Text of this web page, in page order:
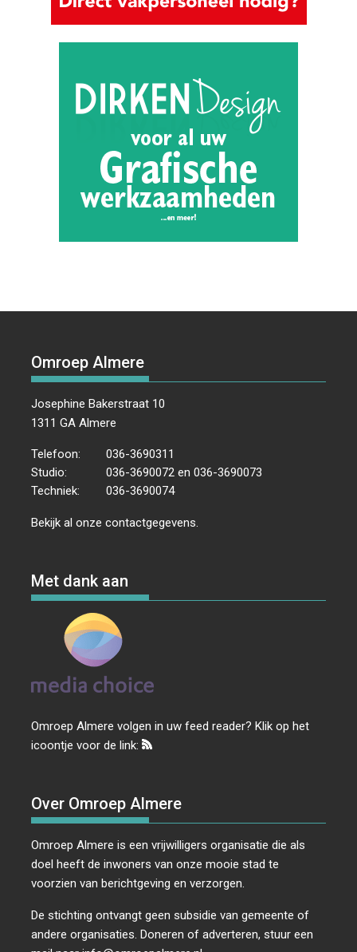
Omroep Almere
Josephine Bakerstraat 10
1311 GA Almere
Telefoon:
036-3690311
Studio:
036-3690072 en 036-3690073
Techniek:
036-3690074
Bekijk al onzecontactgegevens
Met dank aan
Omroep Almere volgen in uw feed reader? Klik op het
icoontje voor de link:
Over Omroep Almere
Omroep Almere is een vrijwilligers organisatie die als
doel heeft de inwoners van onze mooie stad te
voorzien van berichtgeving en verzorgen.
De stichting ontvangt geen subsidie van gemeente of
andere organisaties. Doneren of adverteren, stuur een